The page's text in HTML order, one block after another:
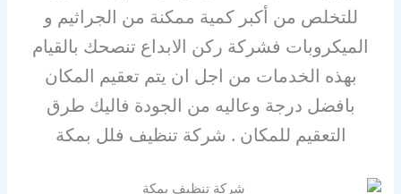
للتخلص من أكبر كمية ممكنة من الجراثيم و
الميكروبات فشركة ركن الابداع تنصحك بالقيام
بهذه الخدمات من اجل ان يتم تعقيم المكان
بافضل درجة وعاليه من الجودة فاليك طرق
التعقيم للمكان . شركة تنظيف فلل بمكة